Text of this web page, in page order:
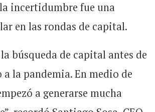
incertidumbre fue una
en las rondas de capital.
búsqueda de capital antes de
la pandemia. En medio de
a generarse mucha